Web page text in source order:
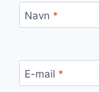
Navn *
E-mail *